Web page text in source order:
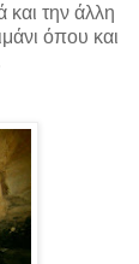
και την άλλη
όπου και